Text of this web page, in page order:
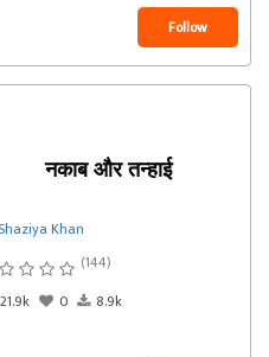
Follow
नकाब और तन्हाई
Khan
(144)
21.9k
0 8.9k